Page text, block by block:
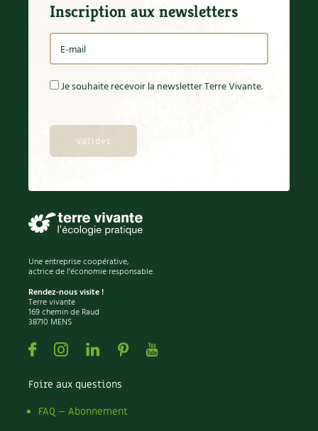
Parasite
Partenariat
Participatif
Patate douce
Pelouse
Permaculture
Pesticides
Petits pois
Piment
Pissenlit
Pizza
Plantes
Plantes d'extérieur
Plantes d'intérieur
Plantes médicinales
Plantes sauvages
Plants
Plastique
Inscription aux newsletters
Je souhaite recevoir la newsletter Terre Vivante.
Une entreprise coopérative,
actrice de l'économie responsable.
Rendez-nous visite !
Terre vivante
169 chemin de Raud
38710 MENS
FacebookInstagramLinkedin
PinterestYoutube
Foire aux questions
FAQ – Abonnement